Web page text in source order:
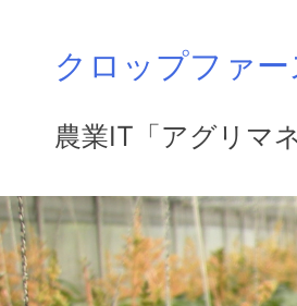
クロップファー
農業IT「アグリマ